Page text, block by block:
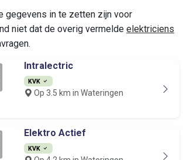
gegevens in te zetten zijn voor
niet dat de overig vermelde elektriciens
Intralectric
KVK
Op 3.5 km in Wateringen
Elektro Actief
KVK